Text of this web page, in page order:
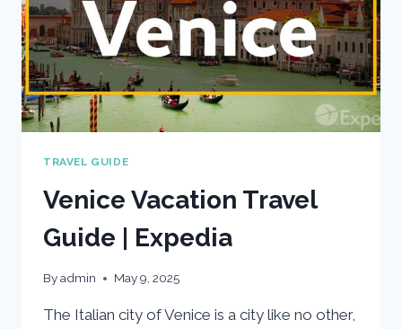
TRAVEL GUIDE
Venice Vacation Travel
Guide | Expedia
Byadmin May 9, 2025
The Italian city of Venice is a city like no other,